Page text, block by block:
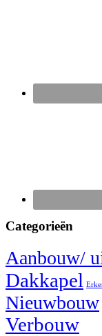
Categorieën
Aanbouw/
Dakkapel
Nieuwbouw
Verbouw